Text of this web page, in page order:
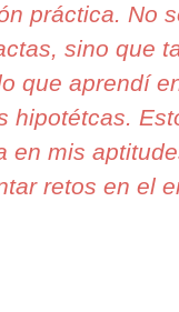
práctica. No
sino que
que aprendí
hipotétcas.
en mis
retos en el